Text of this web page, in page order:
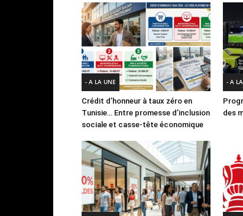
- A LA UNE
Crédit d’honneur à taux zéro en
Tunisie… Entre promesse d’inclusion
sociale et casse-tête économique
- A
des